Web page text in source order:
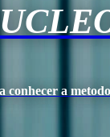
conhecer a